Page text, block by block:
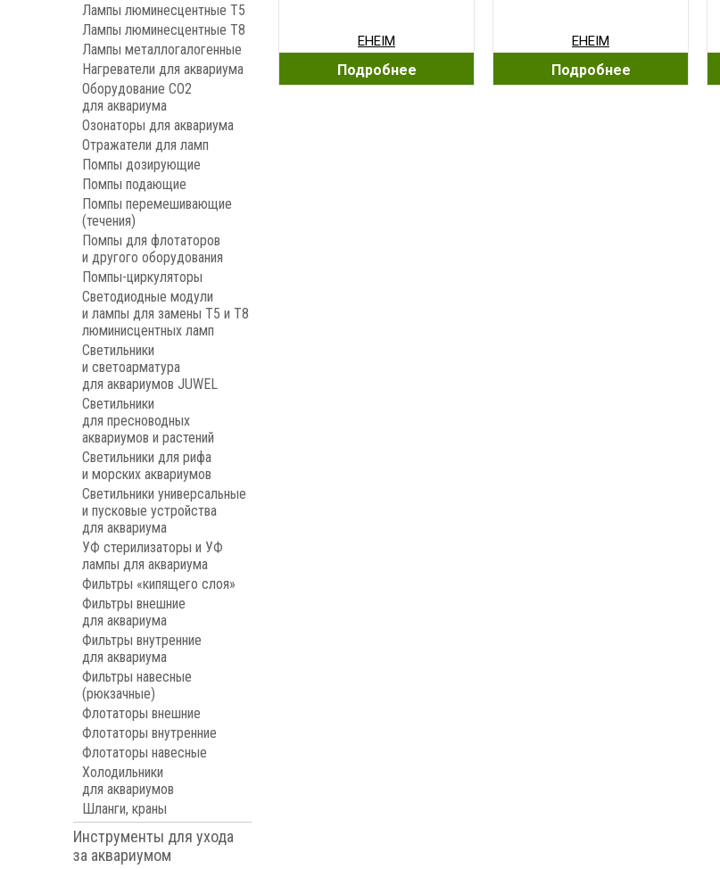
Лампы люминесцентные Т5
Лампы люминесцентные Т8
Лампы металлогалогенные
Нагреватели для аквариума
Оборудование CO2
для аквариума
Озонаторы для аквариума
Отражатели для ламп
Помпы дозирующие
Помпы подающие
Помпы перемешивающие
(течения)
Помпы для флотаторов
и другого оборудования
Помпы-циркуляторы
Светодиодные модули
и лампы для замены Т5 и Т8
люминисцентных ламп
Светильники
и светоарматура
для аквариумов JUWEL
Светильники
для пресноводных
аквариумов и растений
Светильники для рифа
и морских аквариумов
Светильники универсальные
и пусковые устройства
для аквариума
УФ стерилизаторы и УФ
лампы для аквариума
Фильтры «кипящего слоя»
Фильтры внешние
для аквариума
Фильтры внутренние
для аквариума
Фильтры навесные
(рюкзачные)
Флотаторы внешние
Флотаторы внутренние
Флотаторы навесные
Холодильники
для аквариумов
Шланги, краны
Инструменты для ухода
за аквариумом
EHEIM
Подробнее
EHEIM
Подробнее